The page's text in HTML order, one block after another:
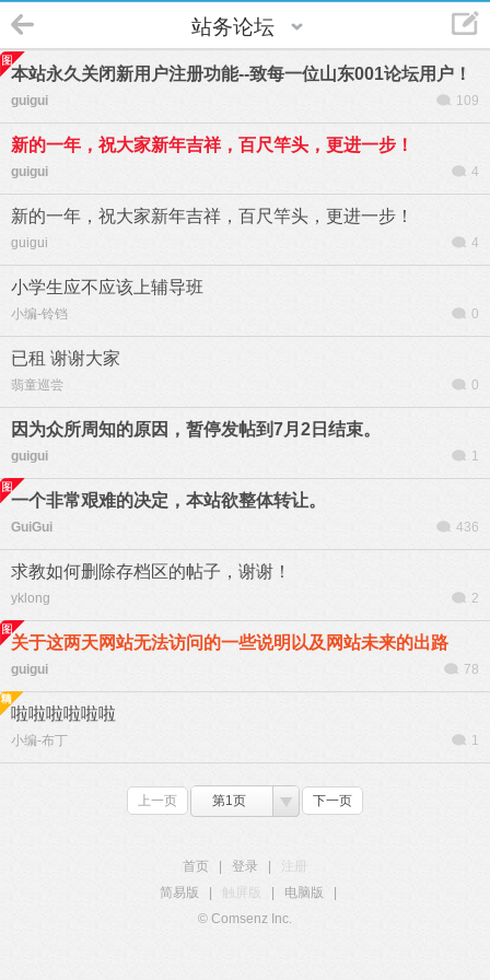
站务论坛
本站永久关闭新用户注册功能--致每一位山东001论坛用户！
guigui 109
新的一年，祝大家新年吉祥，百尺竿头，更进一步！
guigui 4
新的一年，祝大家新年吉祥，百尺竿头，更进一步！
guigui 4
小学生应不应该上辅导班
小编-铃铛 0
已租 谢谢大家
翡童巡尝 0
因为众所周知的原因，暂停发帖到7月2日结束。
guigui 1
一个非常艰难的决定，本站欲整体转让。
GuiGui 436
求教如何删除存档区的帖子，谢谢！
yklong 2
关于这两天网站无法访问的一些说明以及网站未来的出路
guigui 78
啦啦啦啦啦啦
小编-布丁 1
上一页 第1页 下一页
首页 登录
注册
简易版
触屏版 电脑版
© Comsenz Inc.